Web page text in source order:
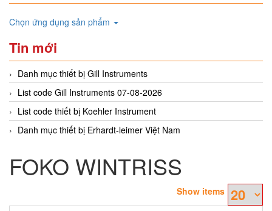
Chọn ứng dụng sản phẩm
Tin mới
Danh mục thiết bị Gill Instruments
List code Gill Instruments 07-08-2026
List code thiết bị Koehler Instrument
Danh mục thiết bị Erhardt-leimer Việt Nam
FOKO WINTRISS
Show items